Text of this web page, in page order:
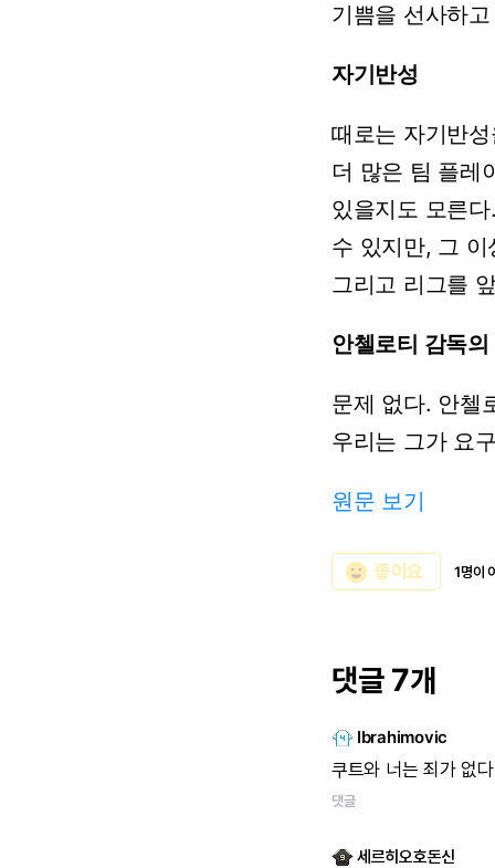
기쁨을 선사하고
자기반성
때로는 자기반
더 많은 팀 플레
있을지도 모른
수 있지만, 그 이
그리고 리그를
안첼로티 감독의
문제 없다. 안첼
우리는 그가 요
원문 보기
emoji_emotions 좋아요 1명이
댓글 7개
Ibrahimovic
쿠트와 너는 죄가 없다
댓글
세르히오호돈신